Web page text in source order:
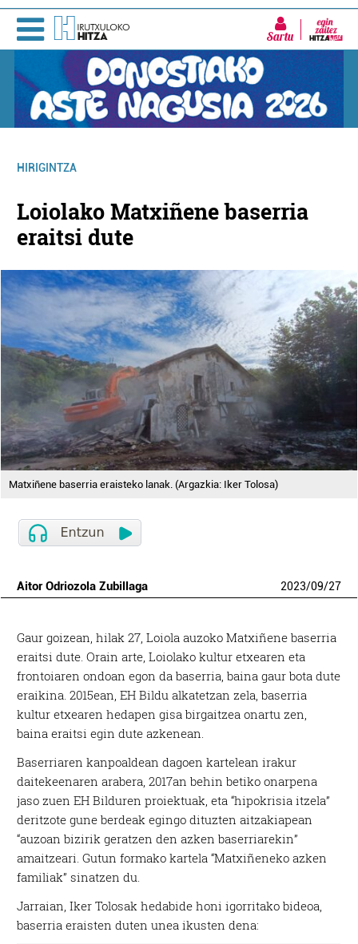
Sartu
HIRIGINTZA
Loiolako Matxiñene baserria
eraitsi dute
Matxiñene baserria eraisteko lanak. (Argazkia: Iker Tolosa)
Aitor Odriozola Zubillaga 2023/09/27
Gaur goizean, hilak 27, Loiola auzoko Matxiñene baserria
eraitsi dute. Orain arte, Loiolako kultur etxearen eta
frontoiaren ondoan egon da baserria, baina gaur bota dute
eraikina. 2015ean, EH Bildu alkatetzan zela, baserria
kultur etxearen hedapen gisa birgaitzea onartu zen,
baina eraitsi egin dute azkenean.
Baserriaren kanpoaldean dagoen kartelean irakur
daitekeenaren arabera, 2017an behin betiko onarpena
jaso zuen EH Bilduren proiektuak, eta “hipokrisia itzela”
deritzote gune berdeak egingo dituzten aitzakiapean
“auzoan bizirik geratzen den azken baserriarekin”
amaitzeari. Gutun formako kartela “Matxiñeneko azken
familiak” sinatzen du.
Jarraian, Iker Tolosak hedabide honi igorritako bideoa,
baserria eraisten duten unea ikusten dena: